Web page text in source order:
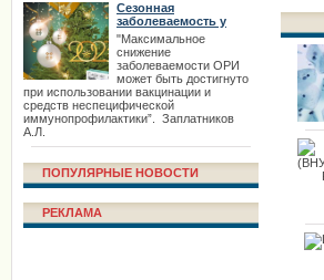
Сезонная
заболеваемость у
взрослых
"Максимальное
снижение
заболеваемости ОРИ
может быть достигнуто
при использовании вакцинации и
средств неспецифической
иммунопрофилактики”. Заплатников
А.Л.
ПОПУЛЯРНЫЕ НОВОСТИ
РЕКЛАМА